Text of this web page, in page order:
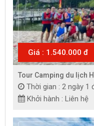
Giá : 1.540.000 đ
Tour Camping du lịch
Thời gian : 2 ngày 1
Khởi hành : Liên hệ